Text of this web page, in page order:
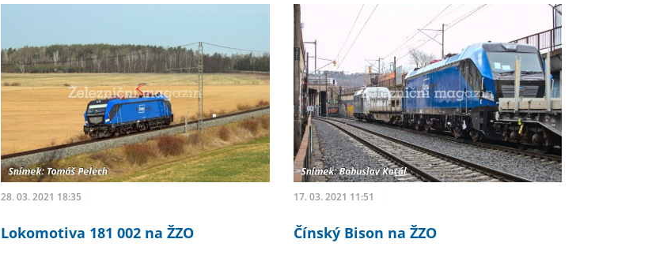
28. 03. 2021 18:35
Lokomotiva 181 002 na ŽZO
17. 03. 2021 11:51
Čínský Bison na ŽZO